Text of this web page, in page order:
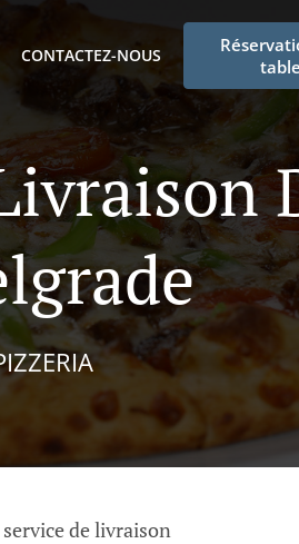
CONTACTEZ-NOUS
table
de livraison